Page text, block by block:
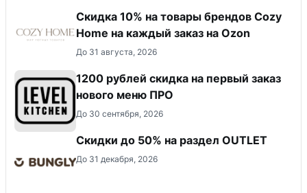
Скидка 10% на товары брендов Cozy
Home на каждый заказ на Оzon
До 31 августа, 2026
​1200 рублей скидка на первый заказ
нового меню ПРО
До 30 сентября, 2026
Скидки до 50% на раздел OUTLET
До 31 декабря, 2026